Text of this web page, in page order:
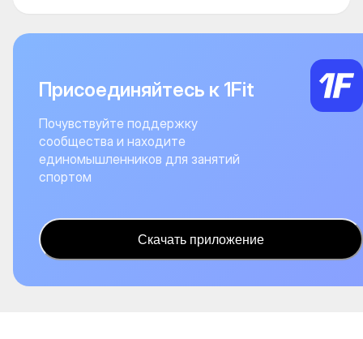
Присоединяйтесь к 1Fit
Почувствуйте поддержку
сообщества и находите
единомышленников для занятий
спортом
Скачать приложение